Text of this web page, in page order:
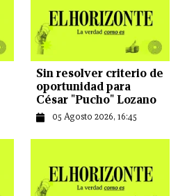
Sin resolver criterio de
oportunidad para
César "Pucho" Lozano
05 Agosto 2026, 16:45